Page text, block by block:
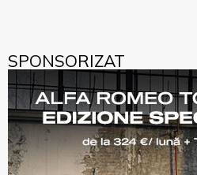
SPONSORIZAT